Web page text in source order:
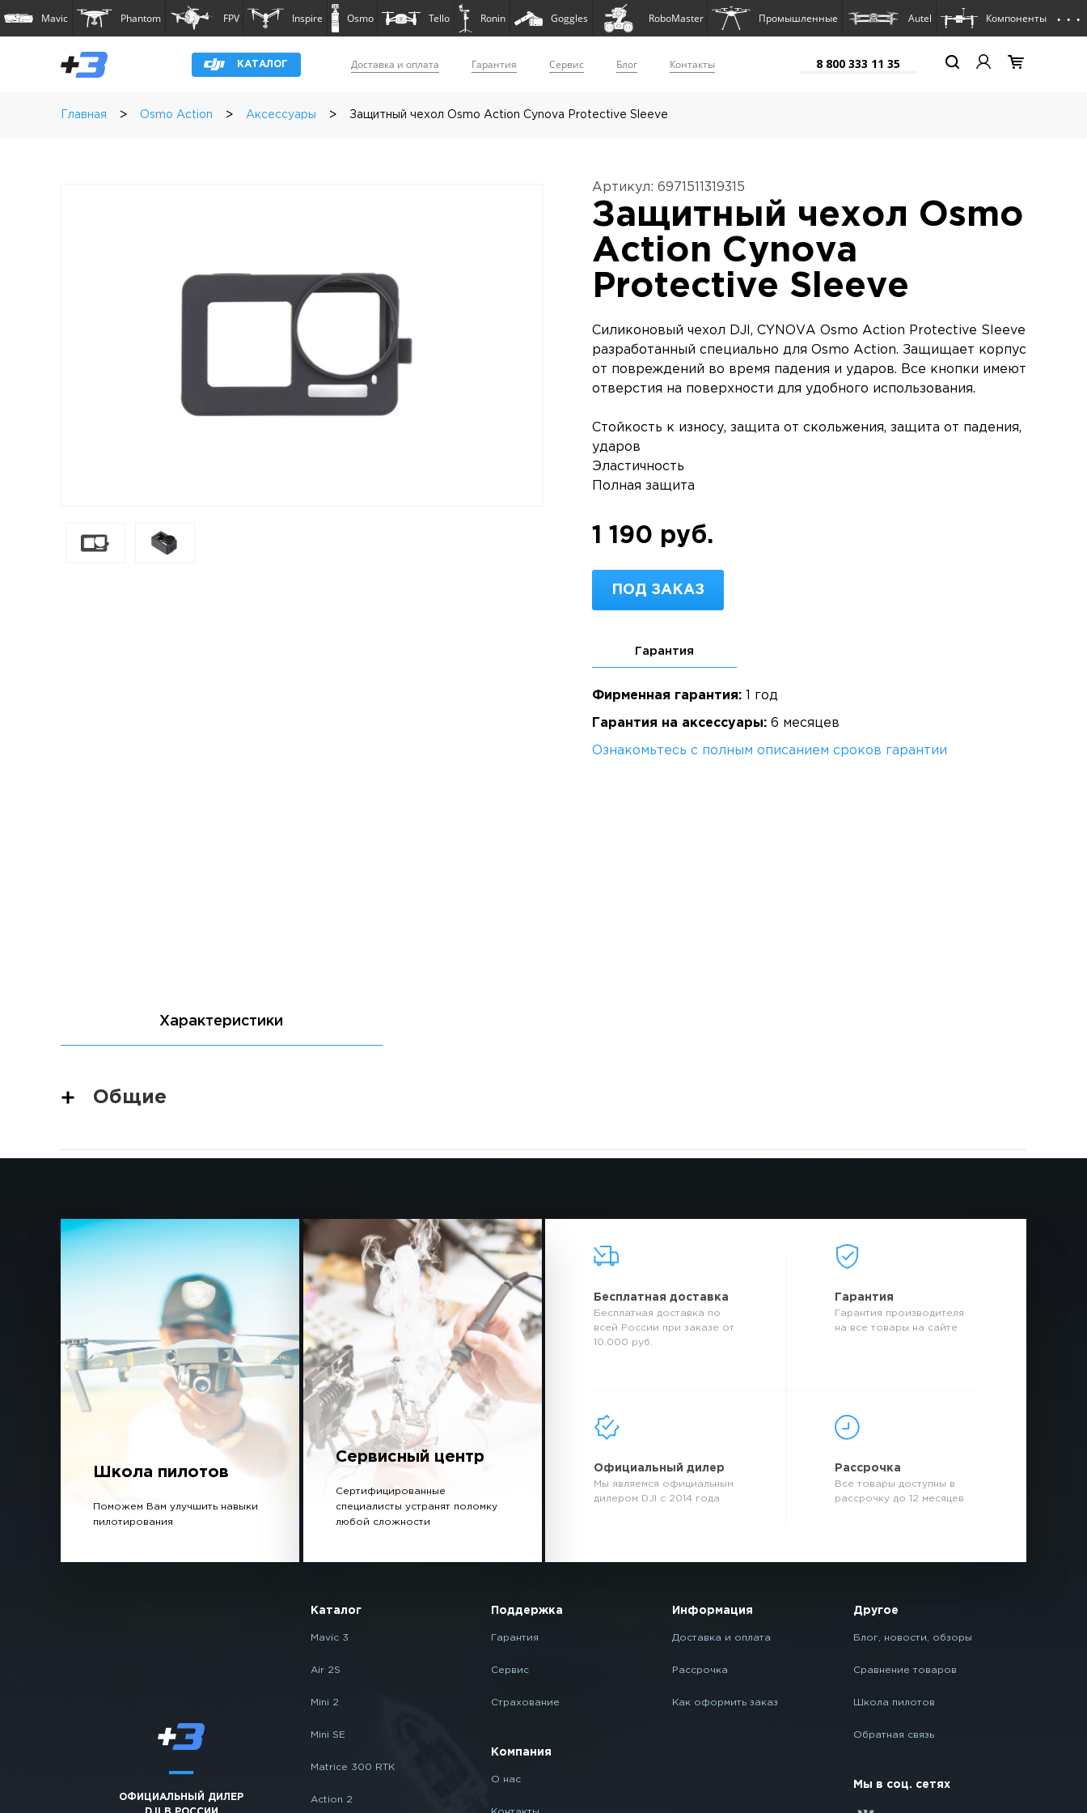
Mavic Phantom FPV Inspire Osmo Tello Ronin Goggles RoboMaster Промышленные Autel Компоненты . . .
КАТАЛОГ Доставка и оплата Гарантия Сервис Блог Контакты 8 800 333 11 35
Главная > Osmo Action > Аксессуары > Защитный чехол Osmo Action Cynova Protective Sleeve
Артикул: 6971511319315
Защитный чехол Osmo
Action Cynova
Protective Sleeve
Силиконовый чехол DJI, CYNOVA Osmo Action Protective Sleeve
разработанный специально для Osmo Action. Защищает корпус
от повреждений во время падения и ударов. Все кнопки имеют
отверстия на поверхности для удобного использования.
Стойкость к износу, защита от скольжения, защита от падения,
ударов
Эластичность
Полная защита
1 190 руб.
ПОД ЗАКАЗ
Гарантия
Фирменная гарантия:1 год
Гарантия на аксессуары:6 месяцев
Ознакомьтесь с полным описанием сроков гарантии
Характеристики
Общие
Школа пилотов
Поможем Вам улучшить навыки
пилотирования
Сервисный центр
Сертифицированные
специалисты устранят поломку
любой сложности
Бесплатная доставка
Бесплатная доставка по
всей России при заказе от
10.000 руб.
Гарантия
Гарантия производителя
на все товары на сайте
Официальный дилер
Мы являемся официальным
дилером DJI с 2014 года
Рассрочка
Все товары доступны в
рассрочку до 12 месяцев
ОФИЦИАЛЬНЫЙ ДИЛЕР
Каталог
Mavic 3
Air 2S
Mini 2
Mini SE
Matrice 300 RTK
Action 2
Поддержка
Гарантия
Сервис
Страхование
Компания
О нас
Информация
Доставка и оплата
Рассрочка
Как оформить заказ
Другое
Блог, новости, обзоры
Сравнение товаров
Школа пилотов
Обратная связь
Мы в соц. сетях